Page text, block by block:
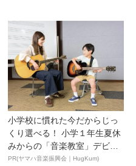
小学校に慣れた今だからじっ
くり選べる！ 小学１年生夏休
みからの「音楽教室」デビ
ュ...
PR(ヤマハ音楽振興会｜HugKum)